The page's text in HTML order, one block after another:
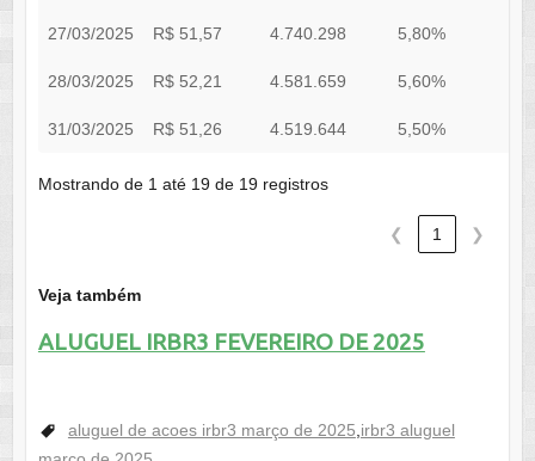
27/03/2025 R$ 51,57 4.740.298 5,80%
28/03/2025 R$ 52,21 4.581.659 5,60%
31/03/2025 R$ 51,26 4.519.644 5,50%
Mostrando de 1 até 19 de 19 registros
❮ 1 ❯
Veja também
ALUGUEL IRBR3 FEVEREIRO DE 2025
aluguel de acoes irbr3 março de 2025 irbr3 aluguel